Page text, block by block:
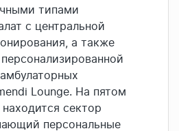
типами
с центральной
а также
Lounge. На пятом
сектор
персональные